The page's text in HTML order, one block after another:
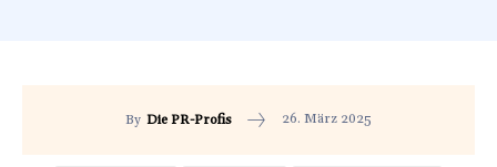
By Die PR-Profis 26. März 2025